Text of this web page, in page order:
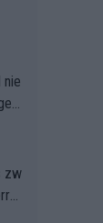
nie
zw